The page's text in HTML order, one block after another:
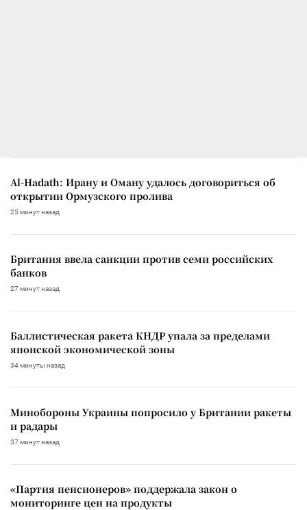
Al-Hadath: Ирану и Оману удалось договориться об
открытии Ормузского пролива
25 минут назад
Британия ввела санкции против семи российских
банков
27 минут назад
Баллистическая ракета КНДР упала за пределами
японской экономической зоны
34 минуты назад
Минобороны Украины попросило у Британии ракеты
и радары
37 минут назад
«Партия пенсионеров» поддержала закон о
мониторинге цен на продукты